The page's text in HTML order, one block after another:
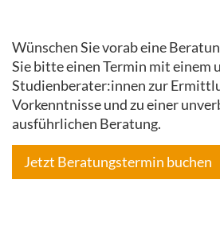
Wünschen Sie vorab eine
Sie bitte einen Termin mit einem
Studienberater:innen zur
Vorkenntnisse und zu einer
ausführlichen Beratung.
Jetzt Beratungstermin buchen